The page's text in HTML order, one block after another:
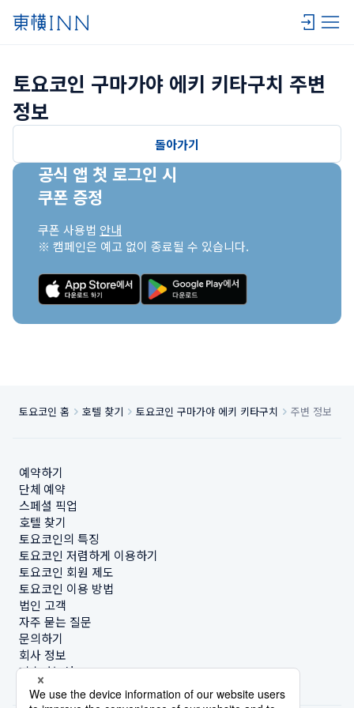
토요코인 구마가야 에키 키타구치 주변
정보
돌아가기
공식 앱 첫 로그인 시
쿠폰 증정
쿠폰 사용법 안내
※ 캠페인은 예고 없이 종료될 수 있습니다.
토요코인 홈 호텔 찾기 토요코인 구마가야 에키 키타구치 주변 정보
예약하기
단체 예약
스페셜 픽업
호텔 찾기
토요코인의 특징
토요코인 저렴하게 이용하기
토요코인 회원 제도
토요코인 이용 방법
법인 고객
자주 묻는 질문
문의하기
회사 정보
지속가능성